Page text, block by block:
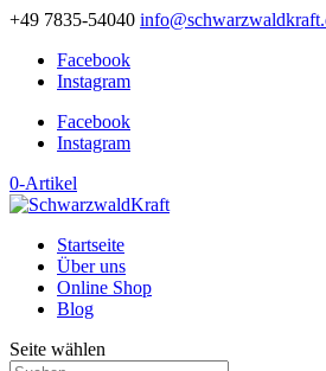
+49 7835-54040
Facebook
Instagram
Facebook
Instagram
0-Artikel
Startseite
Über uns
Online Shop
Blog
Seite wählen